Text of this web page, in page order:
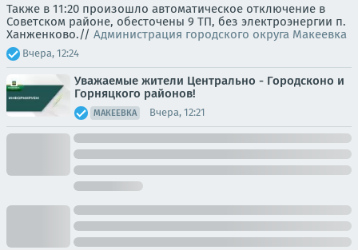
Также в 11:20 произошло автоматическое отключение в
Советском районе, обесточены 9 ТП, без электроэнергии п.
Ханженково.// Администрация городского округа Макеевка
Вчера, 12:24
Уважаемые жители Центрально - Городсконо и
Горняцкого районов!
МАКЕЕВКА Вчера, 12:21